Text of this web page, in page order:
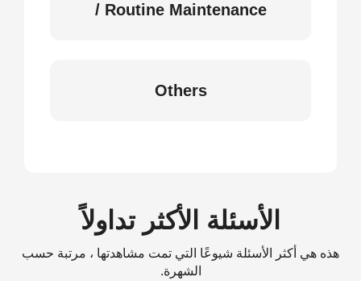
/ Routine Maintenance
Others
الأسئلة الأكثر تداولاً
هذه هي أكثر الأسئلة شيوعًا التي تمت مشاهدتها ، مرتبة حسب
الشهرة.